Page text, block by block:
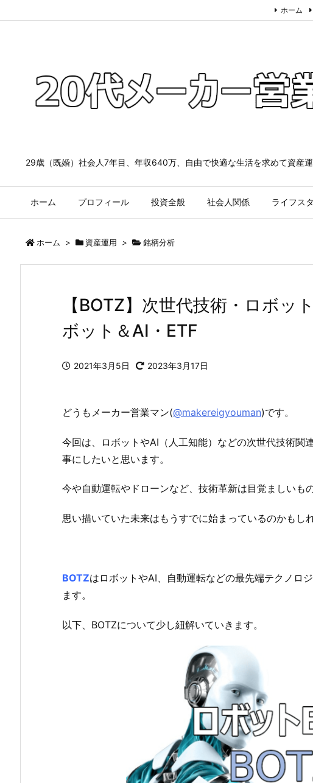
29歳（既婚）社会人7年目、年収640万、自由で快適な生活を求めて資産運
ホーム プロフィール 投資全般 社会人関係 ライフス
ホーム
ホーム > 資産運用 > 銘柄分析
【BOTZ】次世代技術・ロボッ
ボット＆AI・ETF
2021年3月5日 2023年3月17日
どうもメーカー営業マン(@makereigyouman)です。
今回は、ロボットやAI（人工知能）などの次世代技術関
事にしたいと思います。
今や自動運転やドローンなど、技術革新は目覚ましいも
思い描いていた未来はもうすでに始まっているのかもしれ
BOTZはロボットやAI、自動運転などの最先端テクノロ
ます。
以下、BOTZについて少し紐解いていきます。